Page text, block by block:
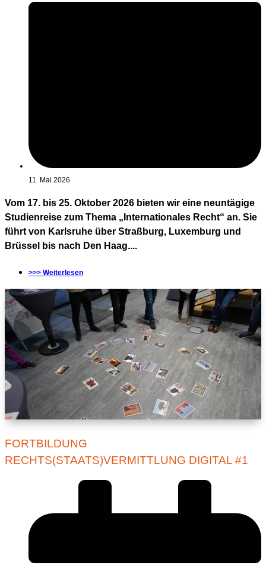
11. Mai 2026
Vom 17. bis 25. Oktober 2026 bieten wir eine neuntägige
Studienreise zum Thema „Internationales Recht“ an. Sie
führt von Karlsruhe über Straßburg, Luxemburg und
Brüssel bis nach Den Haag....
>>> Weiterlesen
FORTBILDUNG
RECHTS(STAATS)VERMITTLUNG DIGITAL #1